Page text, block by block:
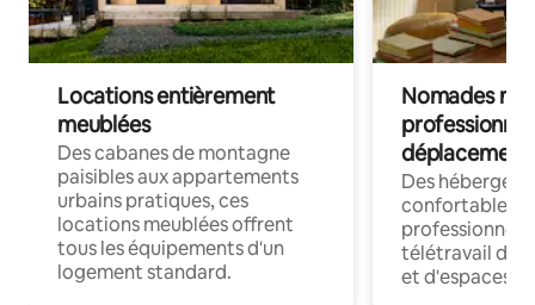
Locations entièrement
meublées
Des cabanes de montagne
paisibles aux appartements
urbains pratiques, ces
locations meublées offrent
tous les équipements d'un
logement standard.
Nomades
déplacement
Des
confortables
professionnels
télétravail
et d'espaces